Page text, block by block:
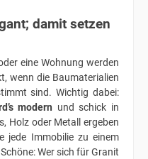
damit setzen
eine Wohnung werden
wenn die Baumaterialien
sind. Wichtig dabei:
modern und schick in
Holz oder Metall ergeben
jede Immobilie zu einem
Wer sich für Granit